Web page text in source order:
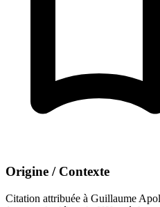
Origine / Contexte
Citation attribuée à Guillaume